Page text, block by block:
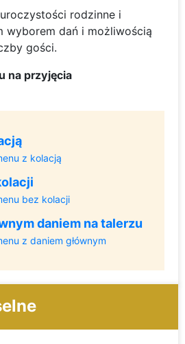
rodzinne i
wyborem dań i możliwością
gości.
na przyjęcia
z kolacją
bez kolacji
daniem na talerzu
z daniem głównym